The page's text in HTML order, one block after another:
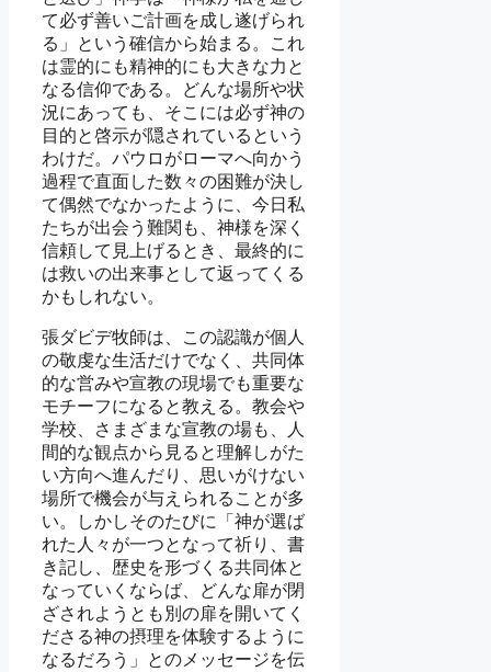
て必ず善いご計画を成し遂げられ
る」という確信から始まる。これ
は霊的にも精神的にも大きな力と
なる信仰である。どんな場所や状
況にあっても、そこには必ず神の
目的と啓示が隠されているという
わけだ。パウロがローマへ向かう
過程で直面した数々の困難が決し
て偶然でなかったように、今日私
たちが出会う難関も、神様を深く
信頼して見上げるとき、最終的に
は救いの出来事として返ってくる
かもしれない。
張ダビデ牧師は、この認識が個人
の敬虔な生活だけでなく、共同体
的な営みや宣教の現場でも重要な
モチーフになると教える。教会や
学校、さまざまな宣教の場も、人
間的な観点から見ると理解しがた
い方向へ進んだり、思いがけない
場所で機会が与えられることが多
い。しかしそのたびに「神が選ば
れた人々が一つとなって祈り、書
き記し、歴史を形づくる共同体と
なっていくならば、どんな扉が閉
ざされようとも別の扉を開いてく
ださる神の摂理を体験するように
なるだろう」とのメッセージを伝